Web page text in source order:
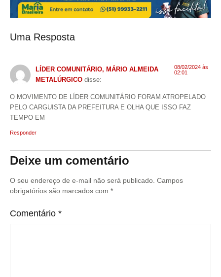
Uma Resposta
LÍDER COMUNITÁRIO, MÁRIO ALMEIDA
METALÚRGICO disse:
08/02/2024 às
02:01
O MOVIMENTO DE LÍDER COMUNITÁRIO FORAM ATROPELADO
PELO CARGUISTA DA PREFEITURA E OLHA QUE ISSO FAZ
TEMPO EM
Responder
Deixe um comentário
O seu endereço de e-mail não será publicado. Campos
obrigatórios são marcados com *
Comentário *